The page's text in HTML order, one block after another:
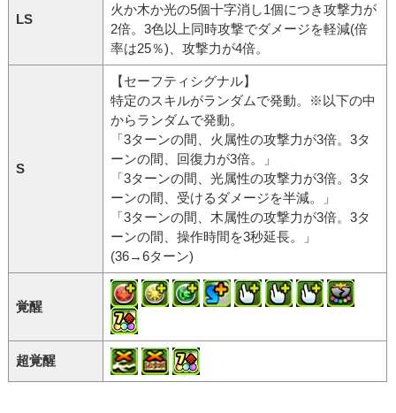
LS
火か木か光の5個十字消し1個につき攻撃力が
2倍。3色以上同時攻撃でダメージを軽減(倍
率は25％)、攻撃力が4倍。
S
【セーフティシグナル】
特定のスキルがランダムで発動。※以下の中
からランダムで発動。
「3ターンの間、火属性の攻撃力が3倍。3タ
ーンの間、回復力が3倍。」
「3ターンの間、光属性の攻撃力が3倍。3タ
ーンの間、受けるダメージを半減。」
「3ターンの間、木属性の攻撃力が3倍。3タ
ーンの間、操作時間を3秒延長。」
(36→6ターン)
覚醒
超覚醒